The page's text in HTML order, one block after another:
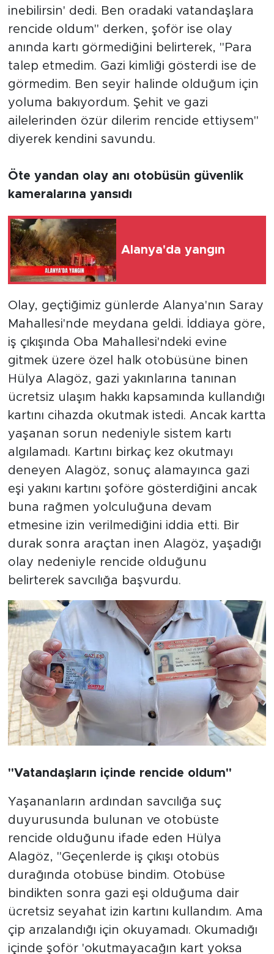
inebilirsin' dedi. Ben oradaki vatandaşlara
rencide oldum" derken, şoför ise olay
anında kartı görmediğini belirterek, "Para
talep etmedim. Gazi kimliği gösterdi ise de
görmedim. Ben seyir halinde olduğum için
yoluma bakıyordum. Şehit ve gazi
ailelerinden özür dilerim rencide ettiysem"
diyerek kendini savundu.
Öte yandan olay anı otobüsün güvenlik
kameralarına yansıdı
Alanya'da yangın
Olay, geçtiğimiz günlerde Alanya'nın Saray
Mahallesi'nde meydana geldi. İddiaya göre,
iş çıkışında Oba Mahallesi'ndeki evine
gitmek üzere özel halk otobüsüne binen
Hülya Alagöz, gazi yakınlarına tanınan
ücretsiz ulaşım hakkı kapsamında kullandığı
kartını cihazda okutmak istedi. Ancak kartta
yaşanan sorun nedeniyle sistem kartı
algılamadı. Kartını birkaç kez okutmayı
deneyen Alagöz, sonuç alamayınca gazi
eşi yakını kartını şoföre gösterdiğini ancak
buna rağmen yolculuğuna devam
etmesine izin verilmediğini iddia etti. Bir
durak sonra araçtan inen Alagöz, yaşadığı
olay nedeniyle rencide olduğunu
belirterek savcılığa başvurdu.
"Vatandaşların içinde rencide oldum"
Yaşananların ardından savcılığa suç
duyurusunda bulunan ve otobüste
rencide olduğunu ifade eden Hülya
Alagöz, "Geçenlerde iş çıkışı otobüs
durağında otobüse bindim. Otobüse
bindikten sonra gazi eşi olduğuma dair
ücretsiz seyahat izin kartını kullandım. Ama
çip arızalandığı için okuyamadı. Okumadığı
içinde şoför 'okutmayacağın kart yoksa